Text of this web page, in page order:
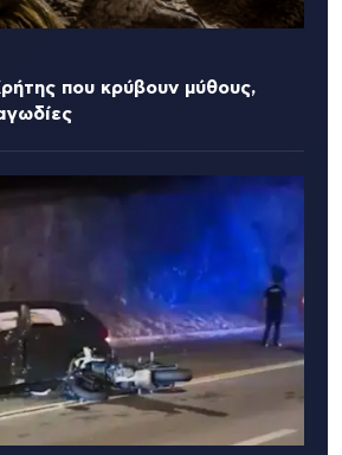
που κρύβουν μύθους,